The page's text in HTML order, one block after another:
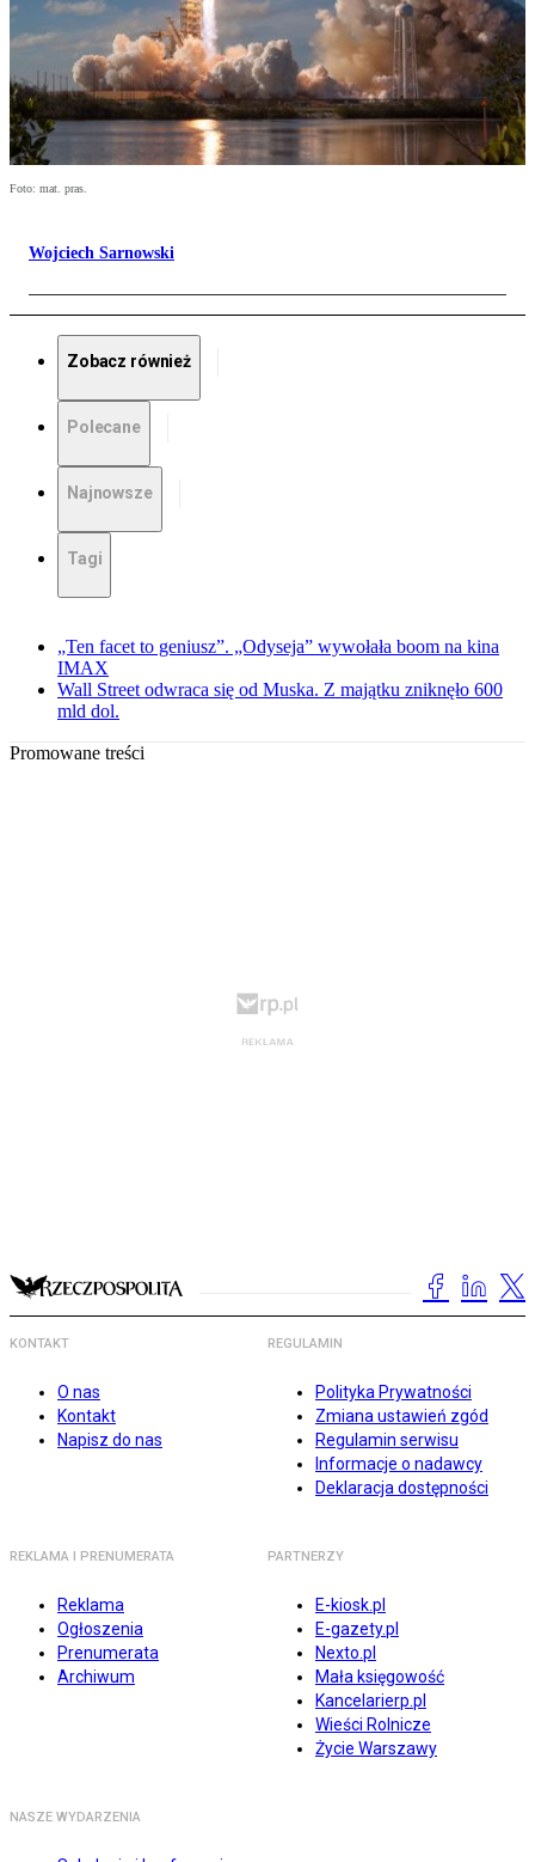
Foto: mat. pras.
Wojciech Sarnowski
Zobacz również
Polecane
Najnowsze
Tagi
„Ten facet to geniusz”. „Odyseja” wywołała boom na kina
IMAX
Wall Street odwraca się od Muska. Z majątku zniknęło 600
mld dol.
Promowane treści
KONTAKT
O nas
Kontakt
Napisz do nas
REGULAMIN
Polityka Prywatności
Zmiana ustawień zgód
Regulamin serwisu
Informacje o nadawcy
Deklaracja dostępności
REKLAMA I PRENUMERATA
Reklama
Ogłoszenia
Prenumerata
Archiwum
PARTNERZY
E-kiosk.pl
E-gazety.pl
Nexto.pl
Mała księgowość
Kancelarierp.pl
Wieści Rolnicze
Życie Warszawy
NASZE WYDARZENIA